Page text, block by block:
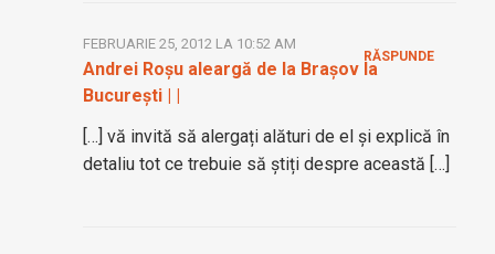
Andrei Roșu aleargă de la Brașov la
București | |
FEBRUARIE 25, 2012 LA 10:52 AM
[…] vă invită să alergați alături de el și explică în
detaliu tot ce trebuie să știți despre această […]
RĂSPUNDE